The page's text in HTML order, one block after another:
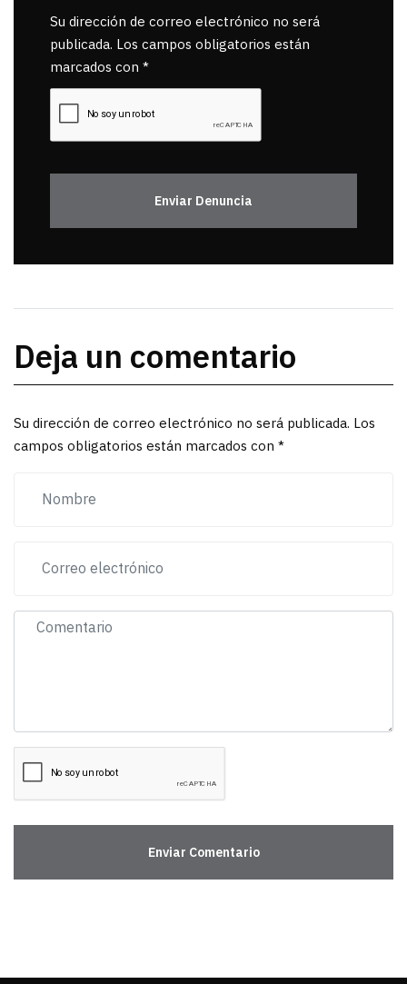
Su dirección de correo electrónico no será
publicada. Los campos obligatorios están
marcados con *
Enviar Denuncia
Deja un comentario
Su dirección de correo electrónico no será publicada. Los
campos obligatorios están marcados con *
Enviar Comentario